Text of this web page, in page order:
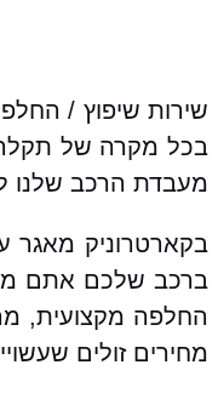
בכל מקרה של תקלה
מעבדת הרכב שלנו
ברכב שלכם אתם
החלפה מקצועית,
מחירים זולים